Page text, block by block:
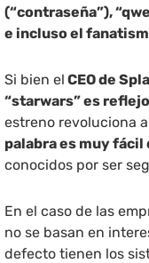
(“contraseña”),
e incluso el
Si bien el CEO de
“starwars” es
estreno revoluciona
palabra es muy fácil
conocidos por ser
En el caso de las
no se basan en
defecto tienen los